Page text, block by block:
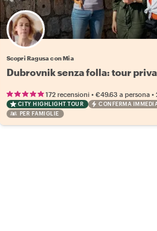
Scopri Ragusa con Mia
Dubrovnik senza folla: tour
172 recensioni• €49.63 a persona•
CITY HIGHLIGHT TOUR
CONFERMA
PER FAMIGLIE